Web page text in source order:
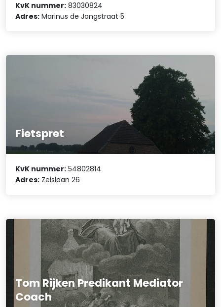
KvK nummer: 83030824
Adres: Marinus de Jongstraat 5
Fietspret
KvK nummer: 54802814
Adres: Zeislaan 26
Tom Rijken Predikant Mediator
Coach